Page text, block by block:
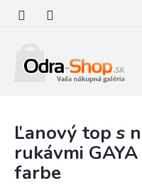
obsah
Ľanový top s
rukávmi
farbe